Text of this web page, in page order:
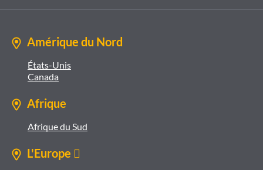
Amérique du Nord
États-Unis
Canada
Afrique
Afrique du Sud
L'Europe 